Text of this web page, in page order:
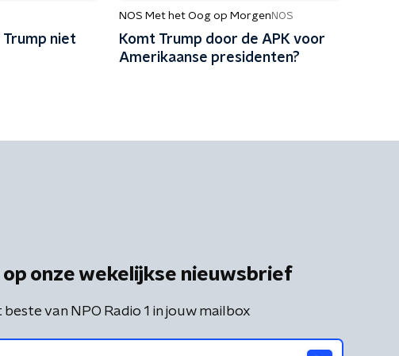
Trump niet
NOS Met het Oog op Morgen NOS
Komt Trump door de APK voor
Amerikaanse presidenten?
onze wekelijkse nieuwsbrief
van NPO Radio 1 in jouw mailbox